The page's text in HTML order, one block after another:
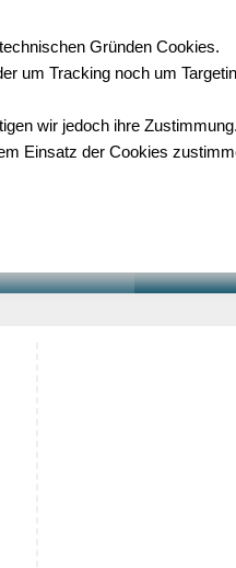
Gründen Cookies.
um Tracking noch um
wir jedoch ihre
Einsatz der Cookies